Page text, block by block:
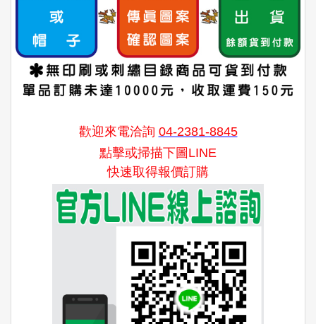
歡迎來電洽詢 04-2381-8845
點擊或掃描下圖LINE
快速取得報價訂購